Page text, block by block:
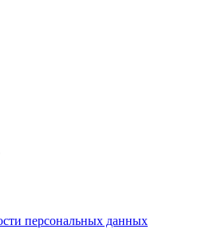
персональных данных